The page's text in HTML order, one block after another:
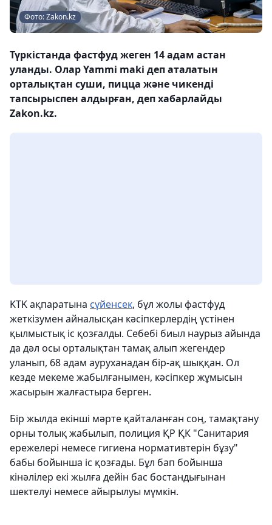
Фото: Zakon.kz
Түркістанда фастфуд жеген 14 адам астан
уланды. Олар Yammi maki деп аталатын
орталықтан суши, пицца және чикенді
тапсырыспен алдырған, деп хабарлайды
Zakon.kz.
KTK ақпаратына сүйенсек, бұл жолы фастфуд
жеткізумен айналысқан кәсіпкерлердің үстінен
қылмыстық іс қозғалды. Себебі биыл наурыз айында
да дәл осы орталықтан тамақ алып жегендер
уланып, 68 адам ауруханадан бір-ақ шыққан. Ол
кезде мекеме жабылғанымен, кәсіпкер жұмысын
жасырын жалғастыра берген.
Бір жылда екінші мәрте қайталанған соң, тамақтану
орны толық жабылып, полиция ҚР ҚК "Санитария
ережелері немесе гигиена нормативтерін бұзу"
бабы бойынша іс қозғады. Бұл бап бойынша
кінәлілер екі жылға дейін бас бостандығынан
шектелуі немесе айырылуы мүмкін.